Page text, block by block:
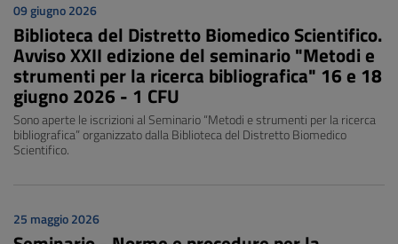
09 giugno 2026
Biblioteca del Distretto Biomedico Scientifico.
Avviso XXII edizione del seminario "Metodi e
strumenti per la ricerca bibliografica" 16 e 18
giugno 2026 - 1 CFU
Sono aperte le iscrizioni al Seminario “Metodi e strumenti per la ricerca
bibliografica” organizzato dalla Biblioteca del Distretto Biomedico
Scientifico.
25 maggio 2026